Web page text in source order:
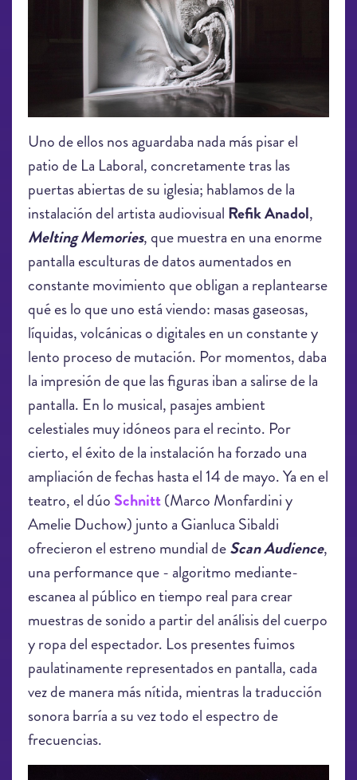
Uno de ellos nos aguardaba nada más pisar el
patio de La Laboral, concretamente tras las
puertas abiertas de su iglesia; hablamos de la
instalación del artista audiovisual Refik Anadol,
Melting Memories, que muestra en una enorme
pantalla esculturas de datos aumentados en
constante movimiento que obligan a replantearse
qué es lo que uno está viendo: masas gaseosas,
líquidas, volcánicas o digitales en un constante y
lento proceso de mutación. Por momentos, daba
la impresión de que las figuras iban a salirse de la
pantalla. En lo musical, pasajes ambient
celestiales muy idóneos para el recinto. Por
cierto, el éxito de la instalación ha forzado una
ampliación de fechas hasta el 14 de mayo. Ya en el
teatro, el dúo Schnitt(Marco Monfardini y
Amelie Duchow) junto a Gianluca Sibaldi
ofrecieron el estreno mundial deScan Audience,
una performance que - algoritmo mediante-
escanea al público en tiempo real para crear
muestras de sonido a partir del análisis del cuerpo
y ropa del espectador. Los presentes fuimos
paulatinamente representados en pantalla, cada
vez de manera más nítida, mientras la traducción
sonora barría a su vez todo el espectro de
frecuencias.
LEV2019_ScanAudience_7920.jpg